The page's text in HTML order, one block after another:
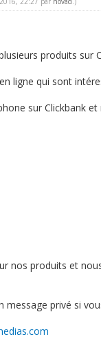
produits sur
ligne qui sont
sur Clickbank
nos produits et
privé si